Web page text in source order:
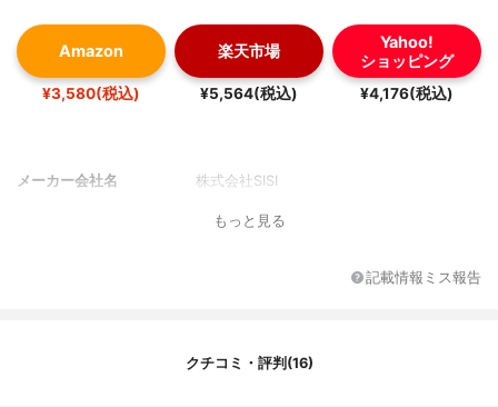
Amazon
¥3,580(税込)
楽天市場
¥5,564(税込)
Yahoo!
ショッピング
¥4,176(税込)
メーカー会社名 株式会社SISI
もっと見る
記載情報ミス報告
クチコミ・評判(16)